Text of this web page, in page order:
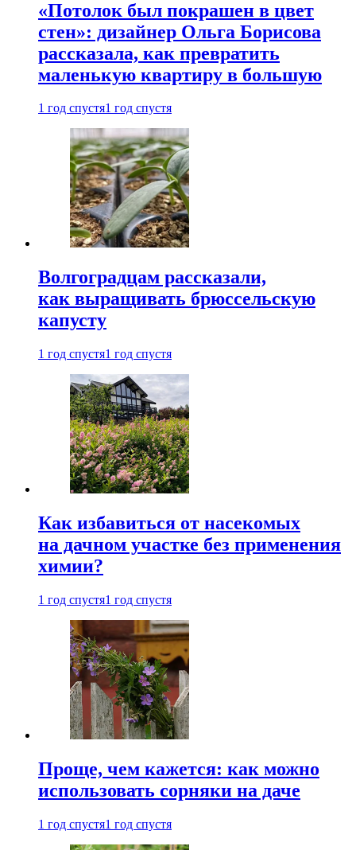
«Потолок был покрашен в цвет
стен»: дизайнер Ольга Борисова
рассказала, как превратить
маленькую квартиру в большую
1 год спустя1 год спустя
Волгоградцам рассказали,
как выращивать брюссельскую
капусту
1 год спустя1 год спустя
Как избавиться от насекомых
на дачном участке без применения
химии?
1 год спустя1 год спустя
Проще, чем кажется: как можно
использовать сорняки на даче
1 год спустя1 год спустя